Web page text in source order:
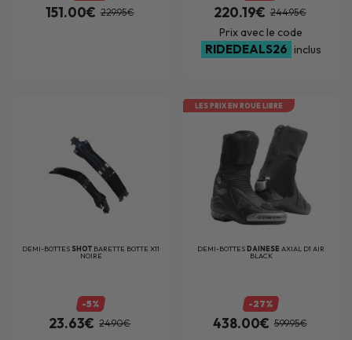
151.00€ 229.95€ 220.19€ 244.95€
Prix avec le code
RIDEDEALS26 inclus
DEMI-BOTTES SHOT BARETTE BOTTE X11
NOIRE
-5%
23.63€ 24.90€
LES PRIX EN ROUE LIBRE
DEMI-BOTTES DAINESEAXIAL D1 AIR
BLACK
-27%
438.00€ 599.95€